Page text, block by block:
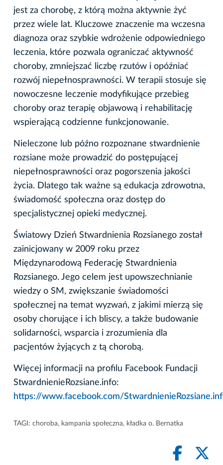
jest za chorobę, z którą można aktywnie żyć
przez wiele lat. Kluczowe znaczenie ma wczesna
diagnoza oraz szybkie wdrożenie odpowiedniego
leczenia, które pozwala ograniczać aktywność
choroby, zmniejszać liczbę rzutów i opóźniać
rozwój niepełnosprawności. W terapii stosuje się
nowoczesne leczenie modyfikujące przebieg
choroby oraz terapię objawową i rehabilitację
wspierającą codzienne funkcjonowanie.
Nieleczone lub późno rozpoznane stwardnienie
rozsiane może prowadzić do postępującej
niepełnosprawności oraz pogorszenia jakości
życia. Dlatego tak ważne są edukacja zdrowotna,
świadomość społeczna oraz dostęp do
specjalistycznej opieki medycznej.
Światowy Dzień Stwardnienia Rozsianego został
zainicjowany w 2009 roku przez
Międzynarodową Federację Stwardnienia
Rozsianego. Jego celem jest upowszechnianie
wiedzy o SM, zwiększanie świadomości
społecznej na temat wyzwań, z jakimi mierzą się
osoby chorujące i ich bliscy, a także budowanie
solidarności, wsparcia i zrozumienia dla
pacjentów żyjących z tą chorobą.
Więcej informacji na profilu Facebook Fundacji
StwardnienieRozsiane.info:
https://www.facebook.com/
TAGI: choroba, kampania społeczna, kładka o. Bernatka